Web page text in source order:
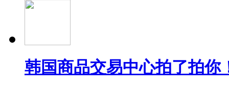
韩国商品交易中心拍了拍你